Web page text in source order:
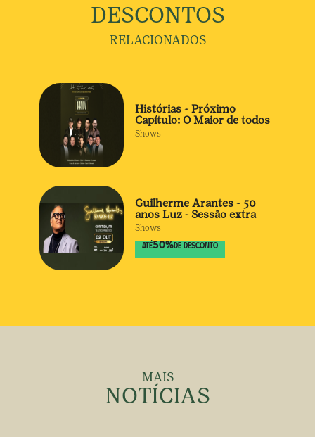
DESCONTOS
RELACIONADOS
Histórias - Próximo
Capítulo: O Maior de todos
Shows
Guilherme Arantes - 50
anos Luz - Sessão extra
Shows
ATÉ50% DE DESCONTO
MAIS
NOTÍCIAS